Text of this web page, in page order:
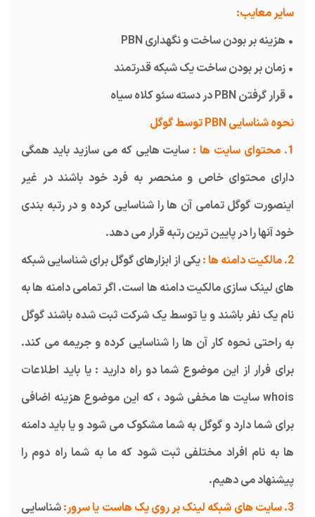
سایر معایب:
• هزینه بر بودن ساخت و نگهداری PBN
• زمان بر بودن ساخت یک شبکه قدرتمند
• قرار گرفتن PBN در دسته سئو کلاه سیاه
نحوه شناسایی PBN توسط گوگل
1. محتوای سایت ها :
سایت هایی که می سازید باید همگی
دارای محتوای خاص و منحصر به فرد خود باشند در غیر
اینصورت گوگل تمامی آن ها را شناسایی کرده و در رتبه بندی
خود آنها را در پایین ترین رتبه قرار می دهد.
2. مالکیت دامنه ها :
یکی از ابزارهای گوگل برای شناسایی شبکه
های لینک سازی مالکیت دامنه ها است. اگر تمامی دامنه ها به
نام یک نفر باشند و یا توسط یک شرکت ثبت شده باشند گوگل
به راحتی نحوه کار آن ها را شناسایی کرده و جریمه می کند.
برای فرار از این موضوع شما دو راه دارید : یا باید اطلاعات
whois سایت ها مخفی شود ، که این موضوع هزینه اضافی
برای شما دارد و گوگل به شما مشکوک می شود و یا باید دامنه
ها به نام افراد مختلفی ثبت شود که ما به شما راه دوم را
پیشنهاد می دهیم.
3. سایت های شبکه لینک بر روی یک هاست یا سرور:
شناسایی